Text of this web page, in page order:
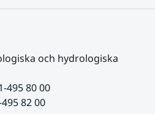
och hydrologiska
495 80 00
82 00